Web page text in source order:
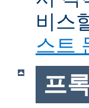
비스
스트
프